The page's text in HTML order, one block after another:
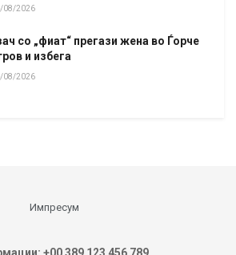
08/2026
со „фиат“ прегази жена во Ѓорче
и избега
08/2026
Импресум